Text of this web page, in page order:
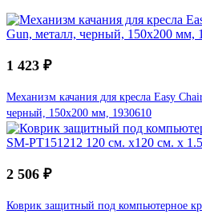
1 423 ₽
Механизм качания для кресла Easy
черный, 150x200 мм, 1930610
2 506 ₽
Коврик защитный под компьютерное